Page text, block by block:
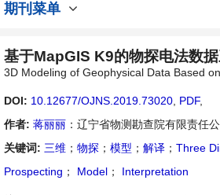
期刊菜单
基于MapGIS K9的物探电法数
3D Modeling of Geophysical Data Based
DOI: 10.12677/OJNS.2019.73020 PDF,
作者: 蒋丽丽 ：辽宁省物测勘查院有限责任
关键词: 三维 ； 物探 ； 模型 ； 解译 ； Three
Prospecting ； Model ； Interpretation